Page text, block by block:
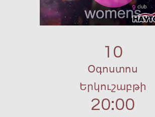
10
Օգոստոս
Երկուշաբթի
20:00